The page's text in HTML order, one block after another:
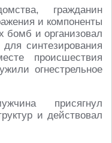
гражданин
и компоненты
бомб и организовал
синтезирования
происшествия
огнестрельное
присягнул
и действовал